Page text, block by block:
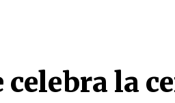
celebra la